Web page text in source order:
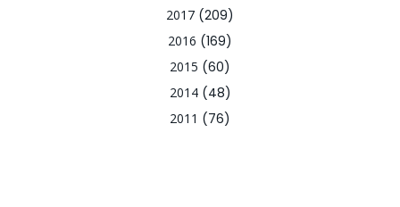
2017 (209)
2016 (169)
2015 (60)
2014(48)
2011 (76)